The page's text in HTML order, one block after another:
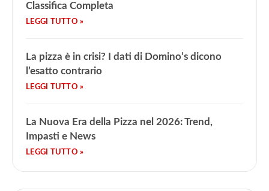
Classifica Completa
La pizza è in crisi? I dati di Domino’s dicono
l’esatto contrario
La Nuova Era della Pizza nel 2026: Trend,
Impasti e News